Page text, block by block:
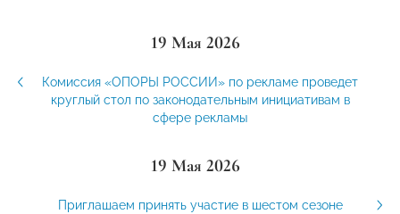
19 Мая 2026
Комиссия «ОПОРЫ РОССИИ» по рекламе проведет
круглый стол по законодательным инициативам в
сфере рекламы
19 Мая 2026
Приглашаем принять участие в шестом сезоне